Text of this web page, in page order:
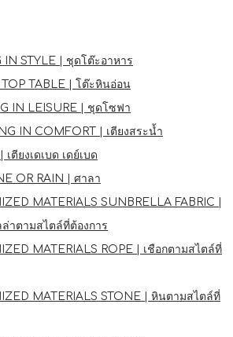
IN STYLE | ชุดโต๊ะอาหาร
TOP TABLE | โต๊ะหินอ่อน
IN LEISURE | ชุดโซฟา
IN COMFORT | เตียงสระน้ำ
เตียงเดเบด เดย์เบด
OR RAIN | ศาลา
MATERIALS SUNBRELLA FABRIC |
าตามสไตล์ที่ต้องการ
MATERIALS ROPE | เชือกตามสไตล์ที่
MATERIALS STONE | หินตามสไตล์ที่